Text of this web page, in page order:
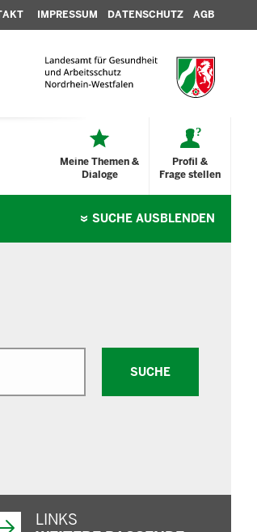
IMPRESSUM DATENSCHUTZ AGB
Profil &
Frage stellen
Meine Themen &
Dialoge
SUCHE AUSBLENDEN
SUCHE
LINKS